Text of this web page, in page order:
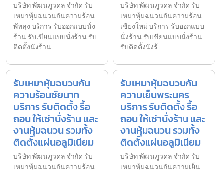
บริษัท พัฒนภูวดล จำกัด รับ
เหมาหุ้มฉนวนกันความร้อน
พัทลุง บริการ รับออกแบบนั่ง
ร้าน รับเขียนแบบนั่งร้าน รับ
ติดตั้งนั่งร้าน
บริษัท พัฒนภูวดล จำกัด รับ
เหมาหุ้มฉนวนกันความร้อน
เชียงใหม่ บริการ รับออกแบบ
นั่งร้าน รับเขียนแบบนั่งร้าน
รับติดตั้งนั่งร้
รับเหมาหุ้มฉนวนกัน
ความร้อนชัยนาท
บริการ รับติดตั้ง รื้อ
ถอน ให้เช่านั่งร้าน และ
งานหุ้มฉนวน รวมทั้ง
ติดตั้งแผ่นอลูมิเนียม
บริษัท พัฒนภูวดล จำกัด รับ
เหมาหุ้มฉนวนกันความร้อน
รับเหมาหุ้มฉนวนกัน
ความเย็นพระนคร
บริการ รับติดตั้ง รื้อ
ถอน ให้เช่านั่งร้าน และ
งานหุ้มฉนวน รวมทั้ง
ติดตั้งแผ่นอลูมิเนียม
บริษัท พัฒนภูวดล จำกัด รับ
เหมาหุ้มฉนวนกันความเย็น